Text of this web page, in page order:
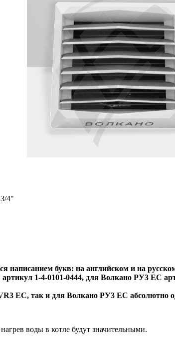
4"
букв: на английском и на
1-4-0101-0444, для Волкано РУ3 ЕС
EC, так и для Волкано РУ3 ЕС абсолютно
воды в котле будут значительными.